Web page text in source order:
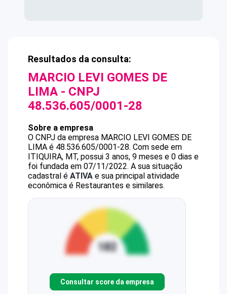
Resultados da consulta:
MARCIO LEVI GOMES DE
LIMA - CNPJ
48.536.605/0001-28
Sobre a empresa
O CNPJ da empresa MARCIO LEVI GOMES DE
LIMA é 48.536.605/0001-28. Com sede em
ITIQUIRA, MT, possui 3 anos, 9 meses e 0 dias e
foi fundada em 07/11/2022. A sua situação
cadastral é ATIVA e sua principal atividade
econômica é Restaurantes e similares.
Consultar score da empresa